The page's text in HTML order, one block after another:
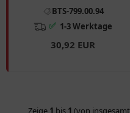
Li
BTS-799.00.94
✅ 1-3 Werktage
30,92 EUR
Zeige 1 bis 1 (von insgesamt